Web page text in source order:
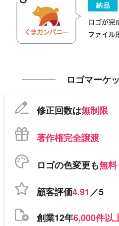
ロゴマーケ
修正回数は無制限
著作権完全譲渡
ロゴの色変更も無料
顧客評価4.91／5
創業12年6,000件以